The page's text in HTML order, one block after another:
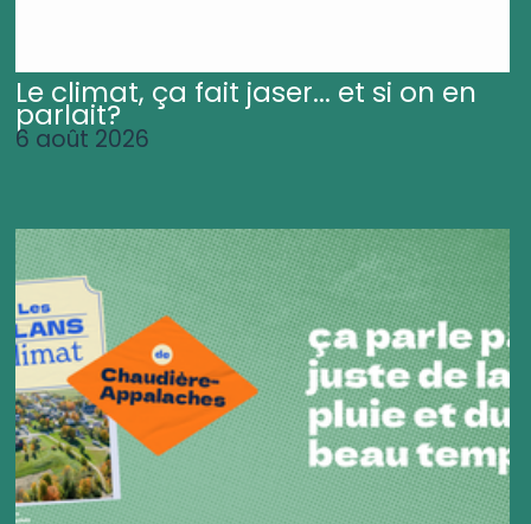
Le climat, ça fait jaser... et si on en
parlait?
6 août 2026